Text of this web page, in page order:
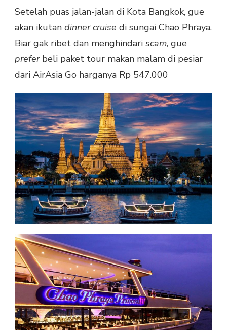
Setelah puas jalan-jalan di Kota Bangkok, gue
akan ikutan dinner cruise di sungai Chao Phraya.
Biar gak ribet dan menghindari scam, gue
preferbeli paket tour makan malam di pesiar
dari AirAsia Go harganya Rp 547.000